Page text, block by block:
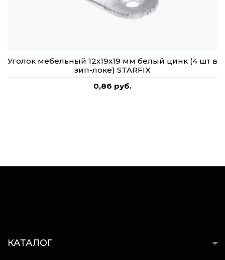
Уголок мебельный 12х19х19 мм белый цинк (4 шт в
зип-локе) STARFIX
0,86 руб.
КАТАЛОГ